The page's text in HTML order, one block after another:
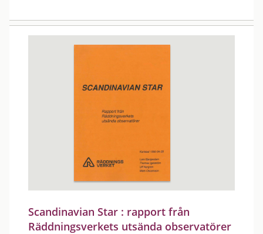
Scandinavian Star : rapport från
Räddningsverkets utsända observatörer